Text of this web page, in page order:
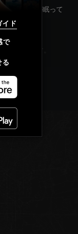
イド
で
る
場の記憶が眠って
へ──
を誘います。